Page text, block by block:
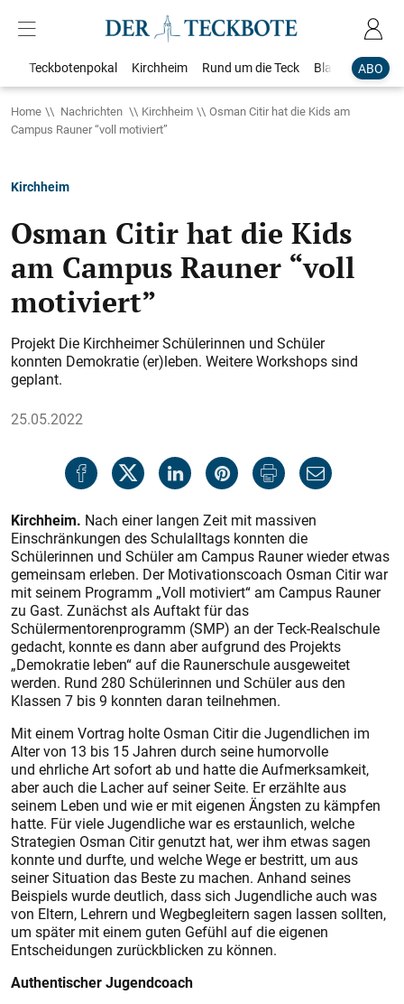
ABO
Teckbotenpokal Kirchheim Rund um die Teck Blaulicht
Home Nachrichten Kirchheim
Osman Citir hat die Kids am
Campus Rauner “voll motiviert”
Kirchheim
Osman Citir hat die Kids
am Campus Rauner “voll
motiviert”
Projekt Die Kirchheimer Schülerinnen und Schüler
konnten Demokratie (er)leben. Weitere Workshops sind
geplant.
25.05.2022
Kirchheim. Nach einer langen Zeit mit massiven
Einschränkungen des Schulalltags konnten die
Schülerinnen und Schüler am Campus Rauner wieder etwas
gemeinsam erleben. Der Motivationscoach Osman Citir war
mit seinem Programm „Voll motiviert“ am Campus Rauner
zu Gast. Zunächst als Auftakt für das
Schülermentorenprogramm (SMP) an der Teck-Realschule
gedacht, konnte es dann aber aufgrund des Projekts
„Demokratie leben“ auf die Raunerschule ausgeweitet
werden. Rund 280 Schülerinnen und Schüler aus den
Klassen 7 bis 9 konnten daran teilnehmen.
Mit einem Vortrag holte Osman Citir die Jugendlichen im
Alter von 13 bis 15 Jahren durch seine humorvolle
und ehrliche Art sofort ab und hatte die Aufmerksamkeit,
aber auch die Lacher auf seiner Seite. Er erzählte aus
seinem Leben und wie er mit eigenen Ängsten zu kämpfen
hatte. Für viele Jugendliche war es erstaunlich, welche
Strategien Osman Citir genutzt hat, wer ihm etwas sagen
konnte und durfte, und welche Wege er bestritt, um aus
seiner Situation das Beste zu machen. Anhand seines
Beispiels wurde deutlich, dass sich Jugendliche auch was
von Eltern, Lehrern und Wegbegleitern sagen lassen sollten,
um später mit einem guten Gefühl auf die eigenen
Entscheidungen zurückblicken zu können.
Authentischer Jugendcoach